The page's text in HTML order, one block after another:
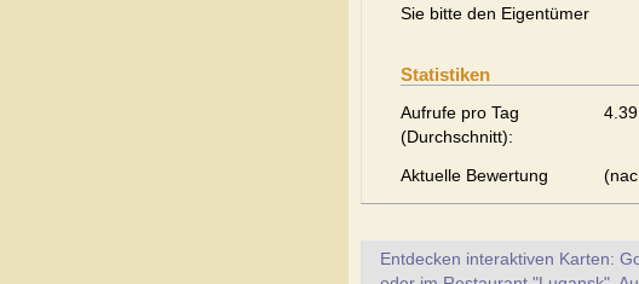
Sie bitte den Eigentümer
Statistiken
Aufrufe pro Tag
(Durchschnitt):
4.39
Aktuelle Bewertung
Entdecken interaktiven Karten: